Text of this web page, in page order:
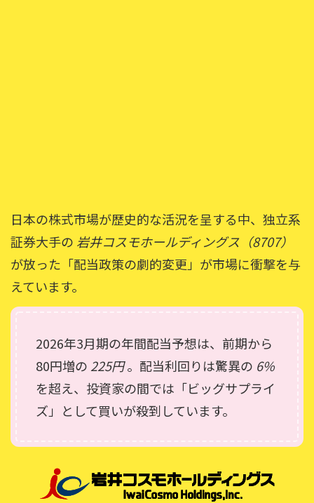
日本の株式市場が歴史的な活況を呈する中、独立系
証券大手の 岩井コスモホールディングス（8707）
が放った「配当政策の劇的変更」が市場に衝撃を与
えています。
2026年3月期の年間配当予想は、前期から
80円増の 225円。配当利回りは驚異の 6%
を超え、投資家の間では「ビッグサプライ
ズ」として買いが殺到しています。